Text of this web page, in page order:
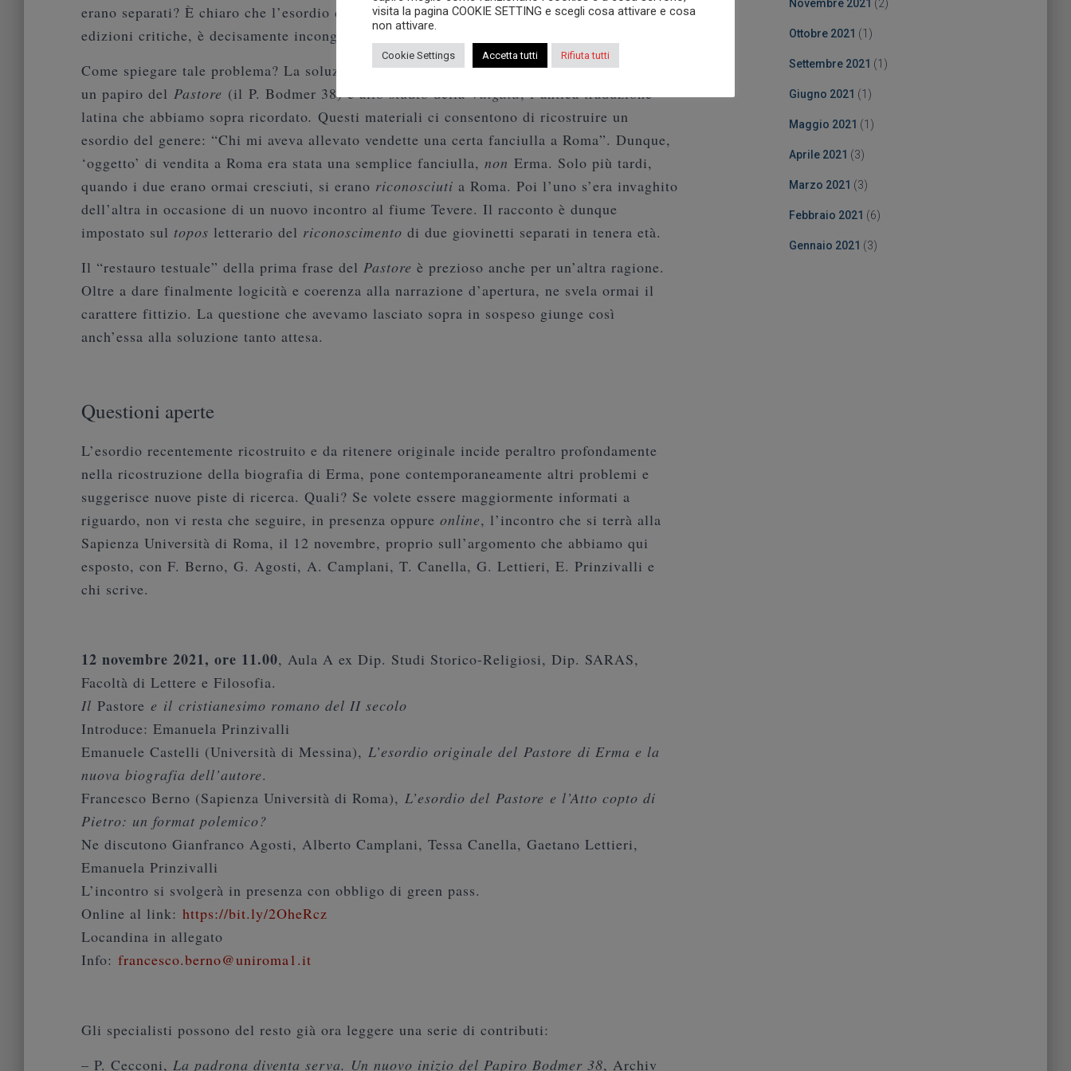
erano separati? È chiaro che l’esordio del
Pastore, così come lo leggiamo nelle correnti
edizioni critiche, è decisamente incongruente.
Come spiegare tale problema? La soluzione è emersa recentemente, grazie al ricontrollo di
un papiro del Pastore (il P. Bodmer 38) e allo studio dellaVulgata, l’antica traduzione
latina che abbiamo sopra ricordato. Questi materiali ci consentono di ricostruire un
esordio del genere: “Chi mi aveva allevato vendette una certa fanciulla a Roma”. Dunque,
‘oggetto’ di vendita a Roma era stata una semplice fanciulla, non Erma. Solo più tardi,
quando i due erano ormai cresciuti, si erano riconosciuti a Roma. Poi l’uno s’era invaghito
dell’altra in occasione di un nuovo incontro al fiume Tevere. Il racconto è dunque
impostato sul topos letterario del riconoscimento di due giovinetti separati in tenera età.
Il “restauro testuale” della prima frase del Pastore è prezioso anche per un’altra ragione.
Oltre a dare finalmente logicità e coerenza alla narrazione d’apertura, ne svela ormai il
carattere fittizio. La questione che avevamo lasciato sopra in sospeso giunge così
anch’essa alla soluzione tanto attesa.
Questioni aperte
L’esordio recentemente ricostruito e da ritenere originale incide peraltro profondamente
nella ricostruzione della biografia di Erma, pone contemporaneamente altri problemi e
suggerisce nuove piste di ricerca. Quali? Se volete essere maggiormente informati a
riguardo, non vi resta che seguire, in presenza oppure online, l’incontro che si terrà alla
Sapienza Università di Roma, il 12 novembre, proprio sull’argomento che abbiamo qui
esposto, con F. Berno, G. Agosti, A. Camplani, T. Canella, G. Lettieri, E. Prinzivalli e
chi scrive.
12 novembre 2021, ore 11.00, Aula A ex Dip. Studi Storico-Religiosi, Dip. SARAS,
Facoltà di Lettere e Filosofia.
Il Pastore e il cristianesimo romano del II secolo
Introduce: Emanuela Prinzivalli
Emanuele Castelli (Università di Messina), L’esordio originale del Pastore di Erma e la
nuova biografia dell’autore.
Francesco Berno (Sapienza Università di Roma), L’esordio del Pastore e l’Atto copto di
Pietro: un format polemico?
Ne discutono Gianfranco Agosti, Alberto Camplani, Tessa Canella, Gaetano Lettieri,
Emanuela Prinzivalli
L’incontro si svolgerà in presenza con obbligo di green pass.
Online al link: https://bit.ly/2OheRcz
Locandina in allegato
Info: francesco.berno@uniroma1.it
Gli specialisti possono del resto già ora leggere una serie di contributi:
– P. Cecconi, La padrona diventa serva. Un nuovo inizio del Papiro Bodmer 38, Archiv
Novembre 2021 (2)
Ottobre 2021 (1)
Settembre 2021 (1)
Giugno 2021 (1)
Maggio 2021 (1)
Aprile 2021 (3)
Marzo 2021 (3)
Febbraio 2021 (6)
Gennaio 2021 (3)
visita la pagina COOKIE SETTING e scegli cosa attivare e cosa
non attivare.
Cookie Settings Accetta tutti Rifiuta tutti